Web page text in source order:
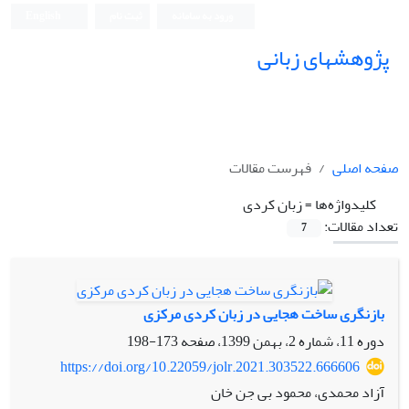
پژوهشهای زبانی
صفحه اصلی
فهرست مقالات
کلیدواژه‌ها =زبان کردی
تعداد مقالات:
7
بازنگری ساخت هجایی در زبان کردی مرکزی
دوره 11، شماره 2، بهمن 1399، صفحه
173-198
https://doi.org/10.22059/jolr.2021.303522.666606
آزاد محمدی، محمود بی جن خان